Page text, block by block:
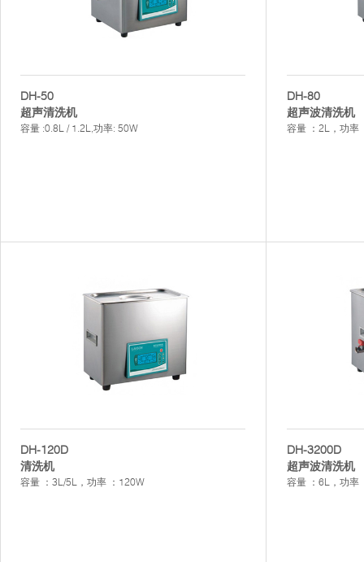
DH-50
超声清洗机
容量 :0.8L / 1.2L,功率: 50W
DH-80
超声波清洗机
容量 ：2L，功率
DH-120D
清洗机
容量 ：3L/5L，功率 ：120W
DH-3200D
超声波清洗机
容量 ：6L，功率